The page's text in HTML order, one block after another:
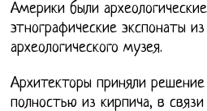
Америки были
этнографические экспонаты
археологического музея.
Архитекторы приняли
полностью из кирпича, в